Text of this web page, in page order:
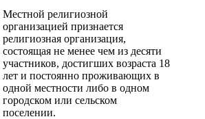
Местной религиозной
организацией признается
религиозная организация,
состоящая не менее чем из десяти
участников, достигших возраста 18
лет и постоянно проживающих в
одной местности либо в одном
городском или сельском
поселении.